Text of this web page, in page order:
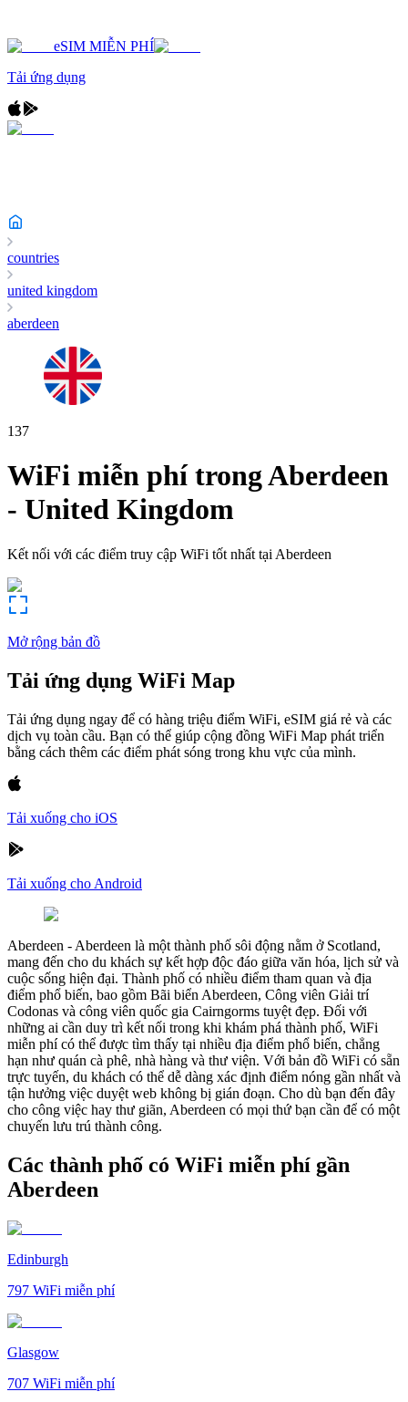
eSIM MIỄN PHÍ
Tải ứng dụng
countries
united kingdom
aberdeen
137
WiFi miễn phí trongAberdeen
- United Kingdom
Kết nối với các điểm truy cập WiFi tốt nhất tại Aberdeen
Mở rộng bản đồ
Tải ứng dụng WiFi Map
Tải ứng dụng ngay để có hàng triệu điểm WiFi, eSIM giá rẻ và các
dịch vụ toàn cầu. Bạn có thể giúp cộng đồng WiFi Map phát triển
bằng cách thêm các điểm phát sóng trong khu vực của mình.
Tải xuống cho iOS
Tải xuống cho Android
Aberdeen - Aberdeen là một thành phố sôi động nằm ở Scotland,
mang đến cho du khách sự kết hợp độc đáo giữa văn hóa, lịch sử và
cuộc sống hiện đại. Thành phố có nhiều điểm tham quan và địa
điểm phổ biến, bao gồm Bãi biển Aberdeen, Công viên Giải trí
Codonas và công viên quốc gia Cairngorms tuyệt đẹp. Đối với
những ai cần duy trì kết nối trong khi khám phá thành phố, WiFi
miễn phí có thể được tìm thấy tại nhiều địa điểm phổ biến, chẳng
hạn như quán cà phê, nhà hàng và thư viện. Với bản đồ WiFi có sẵn
trực tuyến, du khách có thể dễ dàng xác định điểm nóng gần nhất và
tận hưởng việc duyệt web không bị gián đoạn. Cho dù bạn đến đây
cho công việc hay thư giãn, Aberdeen có mọi thứ bạn cần để có một
chuyến lưu trú thành công.
Các thành phố có WiFi miễn phí gần
Aberdeen
Edinburgh
797 WiFi miễn phí
Glasgow
707 WiFi miễn phí